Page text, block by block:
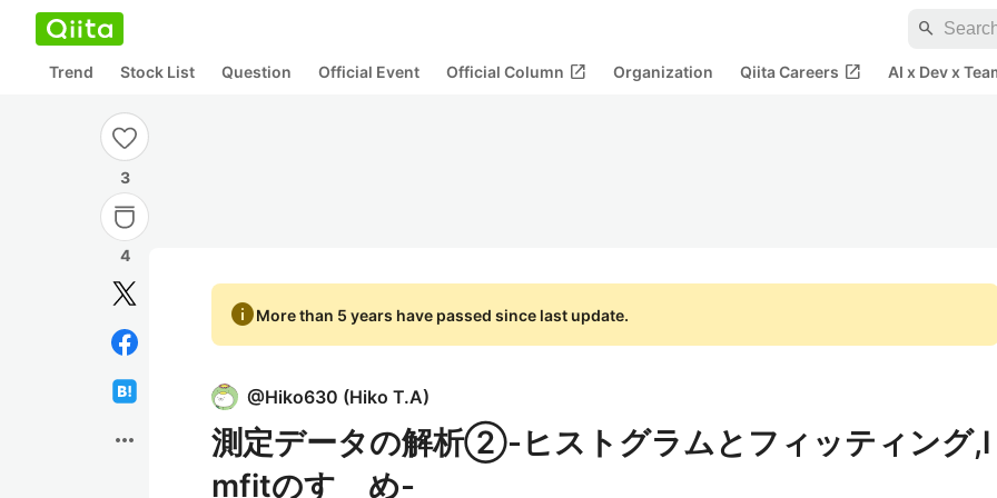
search
Trend Stock List Question Official Event Official Column open_in_new Organization Qiita Careers open_in_new AI x Dev x
3
4
more_horiz
infoMore than 5 years have passed since last update.
@Hiko630 (Hiko T.A)
測定データの解析②-ヒストグラムとフィッティング,l
mfitのすゝめ-